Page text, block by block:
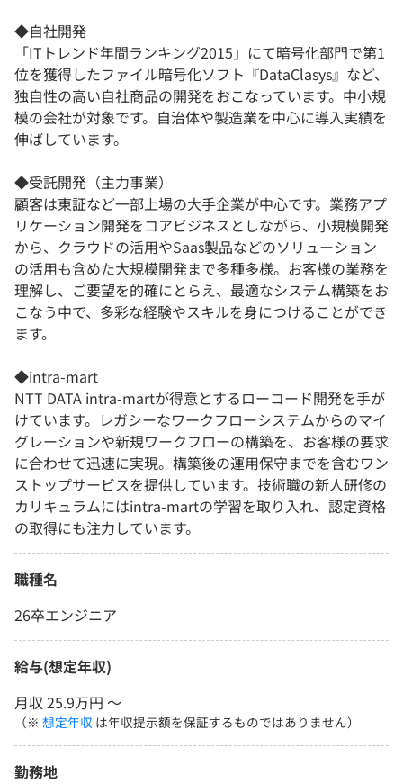
◆自社開発
「ITトレンド年間ランキング2015」にて暗号化部門で第1
位を獲得したファイル暗号化ソフト『DataClasys』など、
独自性の高い自社商品の開発をおこなっています。中小規
模の会社が対象です。自治体や製造業を中心に導入実績を
伸ばしています。
◆受託開発（主力事業）
顧客は東証など一部上場の大手企業が中心です。業務アプ
リケーション開発をコアビジネスとしながら、小規模開発
から、クラウドの活用やSaas製品などのソリューション
の活用も含めた大規模開発まで多種多様。お客様の業務を
理解し、ご要望を的確にとらえ、最適なシステム構築をお
こなう中で、多彩な経験やスキルを身につけることができ
ます。
◆intra-mart
NTT DATA intra-martが得意とするローコード開発を手が
けています。レガシーなワークフローシステムからのマイ
グレーションや新規ワークフローの構築を、お客様の要求
に合わせて迅速に実現。構築後の運用保守までを含むワン
ストップサービスを提供しています。技術職の新人研修の
カリキュラムにはintra-martの学習を取り入れ、認定資格
の取得にも注力しています。
職種名
26卒エンジニア
給与(想定年収)
月収 25.9万円 〜
（※ 想定年収 は年収提示額を保証するものではありません）
勤務地